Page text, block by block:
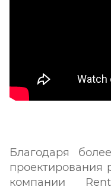
Благодаря
проектирования
компании